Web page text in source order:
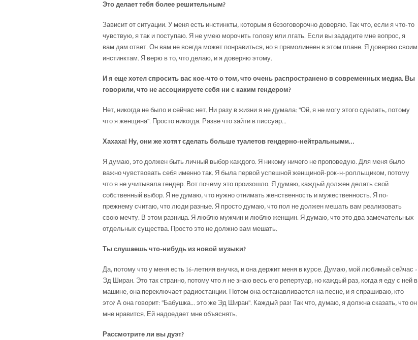
Это делает тебя более решительным?
Зависит от ситуации. У меня есть инстинкты, которым я безоговорочно доверяю. Так что, если я что-то
чувствую, я так и поступаю. Я не умею морочить голову или лгать. Если вы зададите мне вопрос, я
вам дам ответ. Он вам не всегда может понравиться, но я прямолинеен в этом плане. Я доверяю своим
инстинктам. Я верю в то, что делаю, и я доверяю этому.
И я еще хотел спросить вас кое-что о том, что очень распространено в современных медиа. Вы
говорили, что не ассоциируете себя ни с каким гендером?
Нет, никогда не было и сейчас нет. Ни разу в жизни я не думала: "Ой, я не могу этого сделать, потому
что я женщина". Просто никогда. Разве что зайти в писсуар...
Хахаха! Ну, они же хотят сделать больше туалетов гендерно-нейтральными…
Я думаю, это должен быть личный выбор каждого. Я никому ничего не проповедую. Для меня было
важно чувствовать себя именно так. Я была первой успешной женщиной-рок-н-ролльщиком, потому
что я не учитывала гендер. Вот почему это произошло. Я думаю, каждый должен делать свой
собственный выбор. Я не думаю, что нужно отнимать женственность и мужественность. Я по-
прежнему считаю, что люди разные. Я просто думаю, что пол не должен мешать вам реализовать
свою мечту. В этом разница. Я люблю мужчин и люблю женщин. Я думаю, что это два замечательных
отдельных существа. Просто это не должно вам мешать.
Ты слушаешь что-нибудь из новой музыки?
Да, потому что у меня есть 16-летняя внучка, и она держит меня в курсе. Думаю, мой любимый сейчас -
Эд Ширан. Это так странно, потому что я не знаю весь его репертуар, но каждый раз, когда я еду с ней в
машине, она переключает радиостанции. Потом она останавливается на песне, и я спрашиваю, кто
это? А она говорит: "Бабушка... это же Эд Ширан". Каждый раз! Так что, думаю, я должна сказать, что он
мне нравится. Ей надоедает мне объяснять.
Рассмотрите ли вы дуэт?